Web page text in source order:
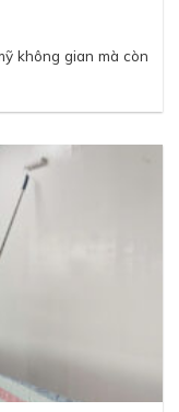
không gian mà còn